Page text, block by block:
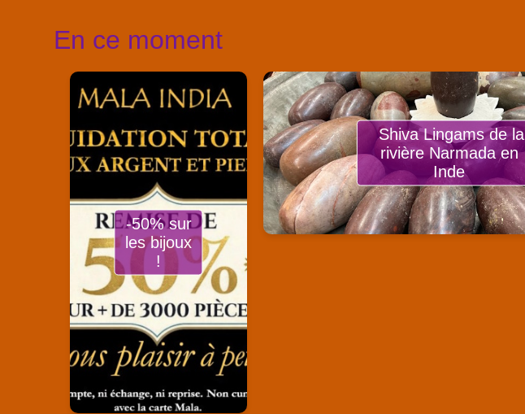
En ce moment
-50% sur
les bijoux
!
Shiva Lingams de la
rivière Narmada en
Inde